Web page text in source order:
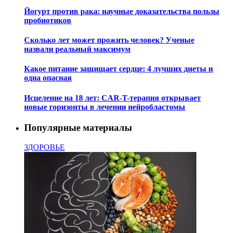
Йогурт против рака: научные доказательства пользы
пробиотиков
Сколько лет может прожить человек? Ученые
назвали реальный максимум
Какое питание защищает сердце: 4 лучших диеты и
одна опасная
Исцеление на 18 лет: CAR-T-терапия открывает
новые горизонты в лечении нейробластомы
Популярные материалы
ЗДОРОВЬЕ